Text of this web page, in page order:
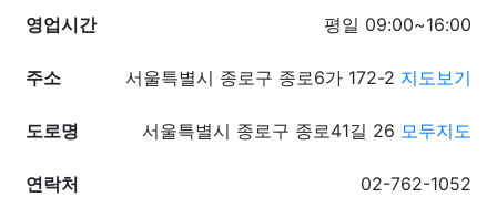
영업시간
평일 09:00~16:00
주소 서울특별시 종로구 종로6가 172-2 지도보기
도로명 서울특별시 종로구 종로41길 26 모두지도
연락처 02-762-1052